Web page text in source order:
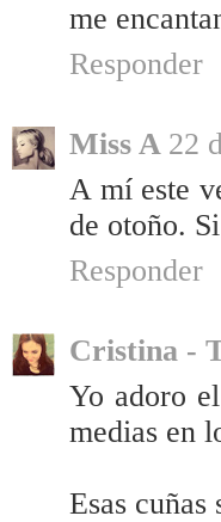
me
Responder
Miss A 22
A mí este
de otoño.
Responder
Cristina -
Yo adoro
medias en
Esas